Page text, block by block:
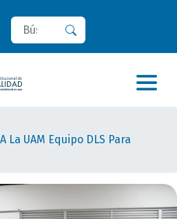
Buscar
La UAM Equipo DLS Para